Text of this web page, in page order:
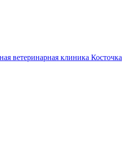
ветеринарная клиника Косточка